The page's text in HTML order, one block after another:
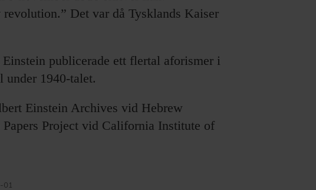
Det var då Tysklands Kaiser
publicerade ett flertal aforismer i
under 1940-talet.
Einstein Archives vid Hebrew
Project vid California Institute of
01